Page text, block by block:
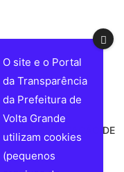
PARA REALIZAÇÃO DE
O site e o Portal
da Transparência
da Prefeitura de
Volta Grande
utilizam cookies
(pequenos